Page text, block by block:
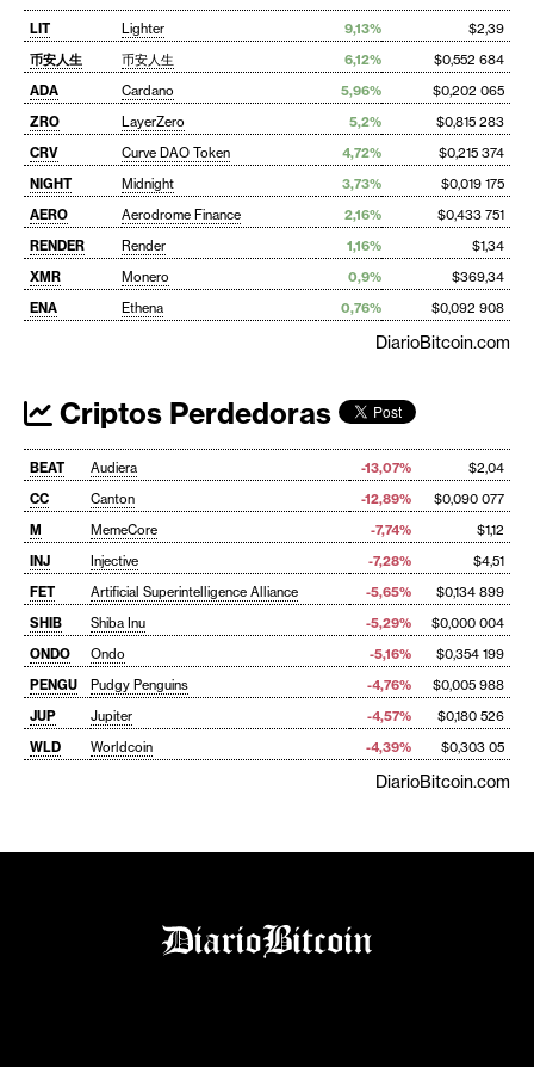
LIT Lighter 9,13%
$2,39
币安人生
币安人生 6,12%
$0,552 684
ADA
Cardano 5,96%
$0,202 065
ZRO
LayerZero 5,2%
$0,815 283
CRV
Curve DAO Token 4,72%
$0,215 374
NIGHT
Midnight 3,73%
$0,019 175
AERO
Aerodrome Finance 2,16%
$0,433 751
RENDER
Render 1,16%
$1,34
XMR
Monero 0,9%
$369,34
ENA
Ethena 0,76% $0,092 908
DiarioBitcoin.com
Criptos Perdedoras
BEAT Audiera -13,07%
$2,04
CC
Canton -12,89%
$0,090 077
M
MemeCore -7,74%
$1,12
INJ
Injective -7,28%
$4,51
FET
Artificial Superintelligence Alliance -5,65%
$0,134 899
SHIB
Shiba Inu -5,29%
$0,000 004
ONDO
Ondo -5,16%
$0,354 199
PENGU
Pudgy Penguins -4,76%
$0,005 988
JUP
Jupiter -4,57%
$0,180 526
WLD
Worldcoin -4,39% $0,303 05
DiarioBitcoin.com